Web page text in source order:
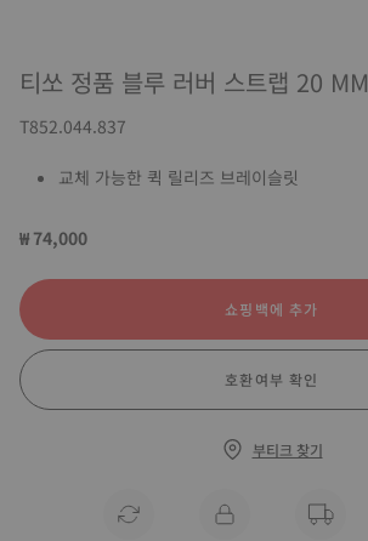
티쏘 정품 블루 러버 스트랩 20 MM
T852.044.837
교체 가능한 퀵 릴리즈 브레이슬릿
₩ 74,000
쇼핑백에 추가
호환여부 확인
부티크 찾기